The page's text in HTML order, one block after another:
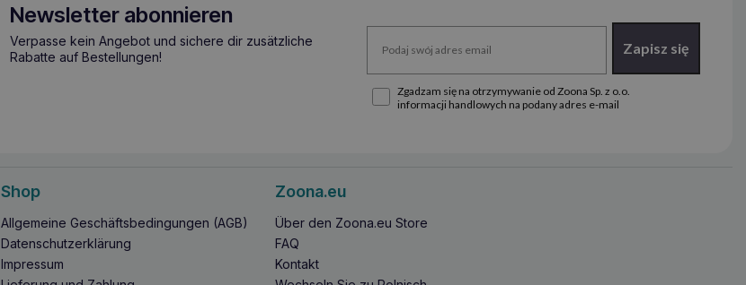
Newsletter abonnieren
Verpasse kein Angebot und sichere dir zusätzliche
Rabatte auf Bestellungen!
Zapisz się
Zgadzam się na otrzymywanie od Zoona Sp. z o.o.
informacji handlowych na podany adres e-mail
Shop
Allgemeine Geschäftsbedingungen (AGB)
Datenschutzerklärung
Impressum
Zoona.eu
Über den Zoona.eu Store
FAQ
Kontakt